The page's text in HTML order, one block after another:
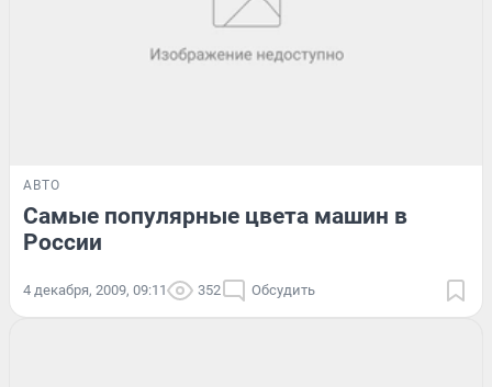
АВТО
Самые популярные цвета машин в
России
4 декабря, 2009, 09:11 352 Обсудить